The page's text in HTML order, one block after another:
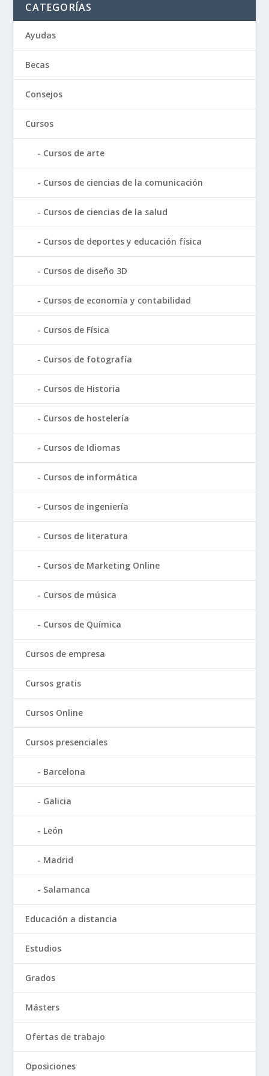
CATEGORÍAS
Ayudas
Becas
Consejos
Cursos
Cursos de arte
Cursos de ciencias de la comunicación
Cursos de ciencias de la salud
Cursos de deportes y educación física
Cursos de diseño 3D
Cursos de economía y contabilidad
Cursos de Física
Cursos de fotografía
Cursos de Historia
Cursos de hostelería
Cursos de Idiomas
Cursos de informática
Cursos de ingeniería
Cursos de literatura
Cursos de Marketing Online
Cursos de música
Cursos de Química
Cursos de empresa
Cursos gratis
Cursos Online
Cursos presenciales
Barcelona
Galicia
León
Madrid
Salamanca
Educación a distancia
Estudios
Grados
Másters
Ofertas de trabajo
Oposiciones